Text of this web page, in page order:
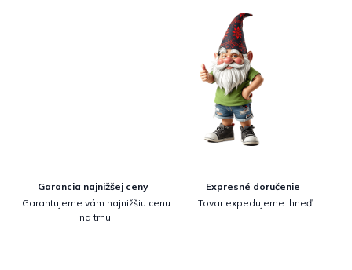
Garancia najnižšej ceny
Garantujeme vám najnižšiu cenu
na trhu.
Expresné doručenie
Tovar expedujeme ihneď.